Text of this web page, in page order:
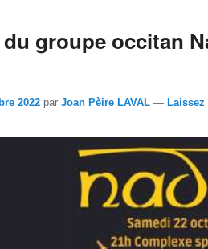
groupe occitan
2022 par Joan Pèire LAVAL — Laissez